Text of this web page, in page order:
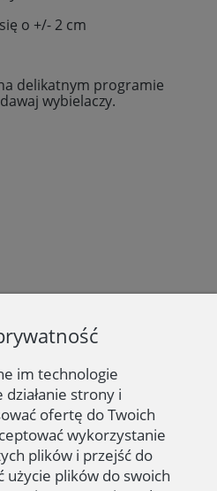
o +/- 2 cm
delikatnym programie
wybielaczy.
jeżeli chcesz otrzymywać
i promocjach.
Zapisz się
im technologie
strony i
ofertę do Twoich
wykorzystanie
plików i przejść do
użycie plików do swoich